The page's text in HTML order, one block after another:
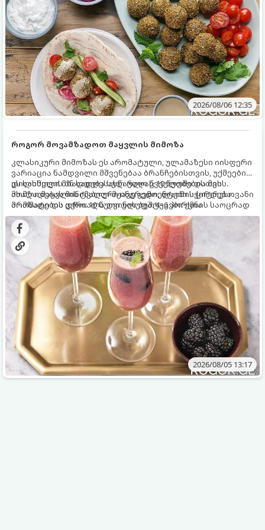
2026/08/06 12:35
როგორ მოვამზადოთ მაყვლის მიმოზა
კლასიკური მიმოზას ეს არომატული, ულამაზესი იისფერი
ვარიაცია ნამდვილი მშვენებაა ბრანჩებისთვის, უქმეების
დილისთვის ან სადღესასწაულო წვეულებებისთვის.
ახალი მაყვლის ტკბილ-მჟავე გემო, ლაიმის ციტრუსოვანი
არომატი და ცქრიალა ღვინის ბუშტუკები ქმნის საოცრად
დახვეწილ და მაგრილებელ კოქტეილს.
ეს სასმელი მზადდება სულ რაღაც 10 წუთში და მის
მომზადებას მინიმალური ინგრედიენტები სჭირდება.
მომზადების დრო: 10 წუთი ულუფა: 4–6 პორცია
2026/08/05 13:17